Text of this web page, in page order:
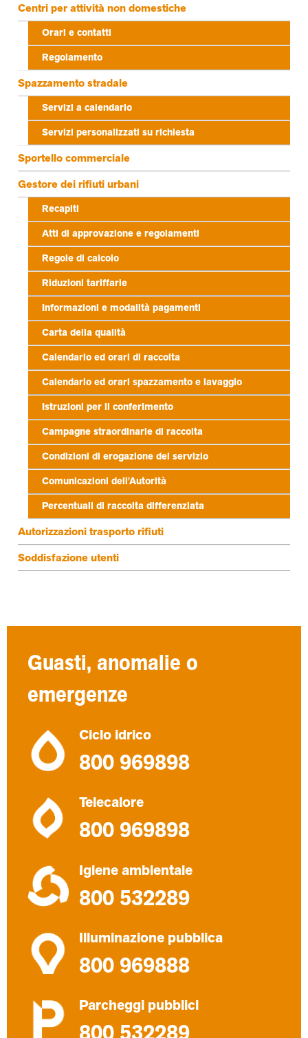
Centri per attività non domestiche
Orari e contatti
Regolamento
Spazzamento stradale
Servizi a calendario
Servizi personalizzati su richiesta
Sportello commerciale
Gestore dei rifiuti urbani
Recapiti
Atti di approvazione e regolamenti
Regole di calcolo
Riduzioni tariffarie
Informazioni e modalità pagamenti
Carta della qualità
Calendario ed orari di raccolta
Calendario ed orari spazzamento e lavaggio
Istruzioni per il conferimento
Campagne straordinarie di raccolta
Condizioni di erogazione del servizio
Comunicazioni dell'Autorità
Percentuali di raccolta differenziata
Autorizzazioni trasporto rifiuti
Soddisfazione utenti
Guasti, anomalie o
emergenze
Ciclo idrico
800 969898
Telecalore
800 969898
Igiene ambientale
800 532289
Illuminazione pubblica
800 969888
Parcheggi pubblici
800 532289